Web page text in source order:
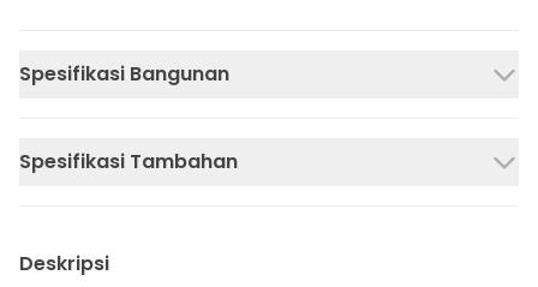
Spesifikasi Bangunan
Spesifikasi Tambahan
Deskripsi